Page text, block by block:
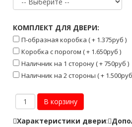
КОМПЛЕКТ ДЛЯ ДВЕРИ:
П-образная коробка ( + 1.375руб )
Коробка с порогом ( + 1.650руб )
Наличник на 1 сторону ( + 750руб )
Наличник на 2 стороны ( +
Характеристики двери: